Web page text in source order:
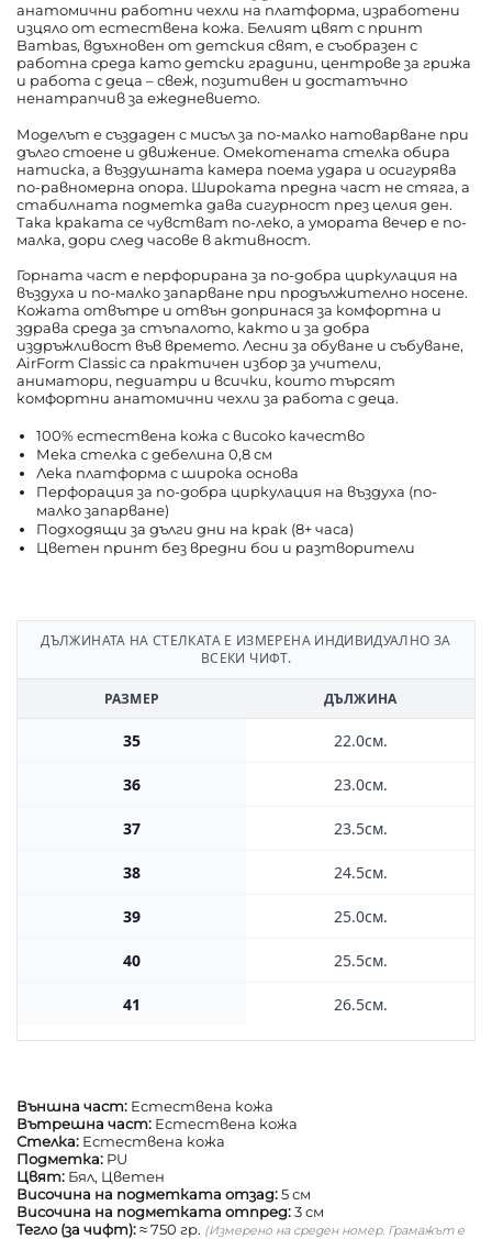
анатомични работни чехли на платформа, изработени
изцяло от естествена кожа. Белият цвят с принт
Bambas, вдъхновен от детския свят, е съобразен с
работна среда като детски градини, центрове за грижа
и работа с деца – свеж, позитивен и достатъчно
ненатрапчив за ежедневието.
Моделът е създаден с мисъл за по-малко натоварване при
дълго стоене и движение. Омекотената стелка обира
натиска, а въздушната камера поема удара и осигурява
по-равномерна опора. Широката предна част не стяга, а
стабилната подметка дава сигурност през целия ден.
Така краката се чувстват по-леко, а умората вечер е по-
малка, дори след часове в активност.
Горната част е перфорирана за по-добра циркулация на
въздуха и по-малко запарване при продължително носене.
Кожата отвътре и отвън допринася за комфортна и
здрава среда за стъпалото, както и за добра
издръжливост във времето. Лесни за обуване и събуване,
AirForm Classic са практичен избор за учители,
аниматори, педиатри и всички, които търсят
комфортни анатомични чехли за работа с деца.
100% естествена кожа с високо качество
Мека стелка с дебелина 0,8 см
Лека платформа с широка основа
Перфорация за по-добра циркулация на въздуха (по-
малко запарване)
Подходящи за дълги дни на крак (8+ часа)
Цветен принт без вредни бои и разтворители
ДЪЛЖИНАТА НА СТЕЛКАТА Е ИЗМЕРЕНА ИНДИВИДУАЛНО ЗА
ВСЕКИ ЧИФТ.
РАЗМЕР ДЪЛЖИНА
35 22.0см.
36 23.0см.
37 23.5см.
38 24.5см.
39 25.0см.
40 25.5см.
41 26.5см.
Външна част: Естествена кожа
Вътрешна част: Естествена кожа
Стелка: Естествена кожа
Подметка: PU
Цвят: Бял, Цветен
Височина на подметката отзад: 5 см
Височина на подметката отпред: 3 см
Тегло (за чифт): ≈ 750 гр. (Измерено на среден номер. Грамажът е